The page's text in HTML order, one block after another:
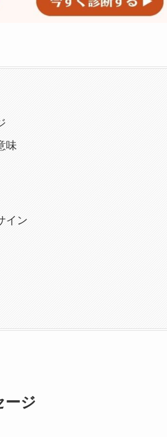
味
イン
ージ